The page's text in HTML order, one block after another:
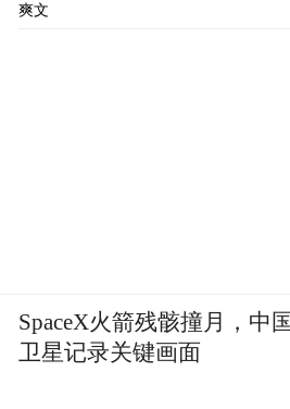
爽文
SpaceX火箭残骸撞月，中国
卫星记录关键画面